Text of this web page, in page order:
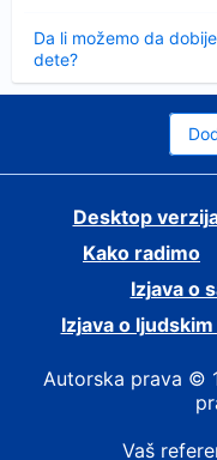
Da li možemo da
dete?
Desktop
Kako radimo
Izjava o
Izjava o
Autorska prava ©
Vaš